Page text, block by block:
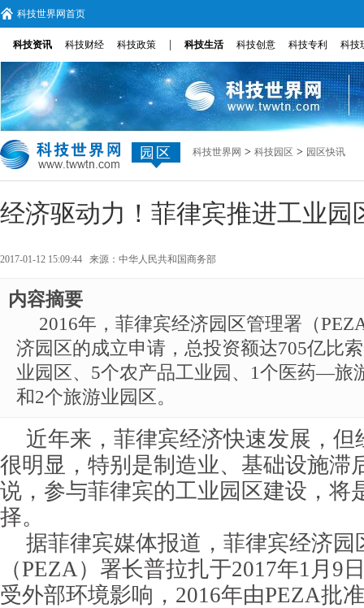
科技世界网首页
科技资讯 科技财经 科技政策 科技生活 科技创意 科技专利 科技
园区 科技世界网 > 科技园区 > 园区快讯
经济驱动力！菲律宾推进工业园
2017-01-12 15:09:44 来源： 中华人民共和国商务部
内容摘要
2016年，菲律宾经济园区管理署（
济园区的成立申请，总投资额达705亿比
业园区、5个农产品工业园、1个医药—旅
和2个旅游业园区。
近年来，菲律宾经济快速发展，但
很明显，特别是制造业、基础设施滞
说，参与菲律宾的工业园区建设，将
择。
据菲律宾媒体报道，菲律宾经济园
（PEZA）署长普拉扎于2017年1月9
受外部环境影响，2016年由PEZA批